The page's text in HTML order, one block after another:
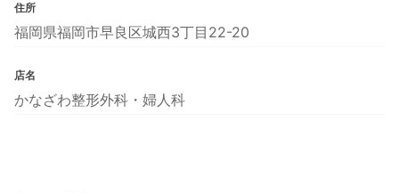
住所
福岡県福岡市早良区城西3丁目22-20
店名
かなざわ整形外科・婦人科